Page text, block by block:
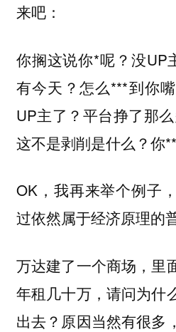
来吧：
你搁这说你*呢？没UP
有今天？怎么***到你
UP主了？平台挣了那
这不是剥削是什么？你
OK，我再来举个例子
过依然属于经济原理的
万达建了一个商场，里
年租几十万，请问为什
出去？原因当然有很多